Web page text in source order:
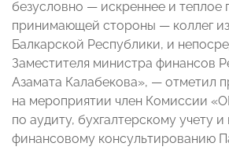
безусловно — искреннее и теплое
принимающей стороны — коллег
Балкарской Республики, и
Заместителя министра финансов
Азамата Калабекова», — отметил
на мероприятии член Комиссии
по аудиту, бухгалтерскому учету
финансовому консультированию